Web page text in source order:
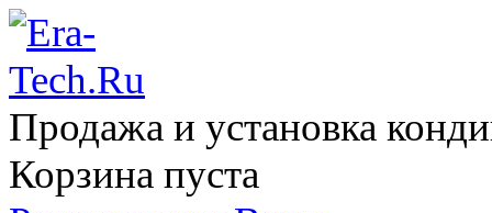
Продажа и установка
Корзина пуста